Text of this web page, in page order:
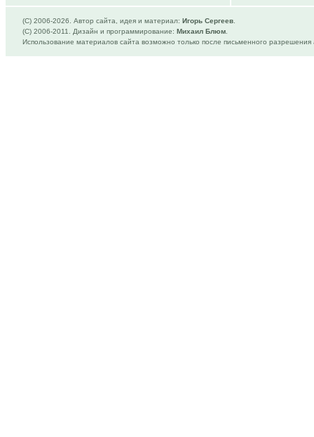
(C) 2006-2026. Автор сайта, идея и материал: Игорь Сергеев
(C) 2006-2011. Дизайн и программирование: Михаил Блюм
Использование материалов сайта возможно только после письменного разрешения